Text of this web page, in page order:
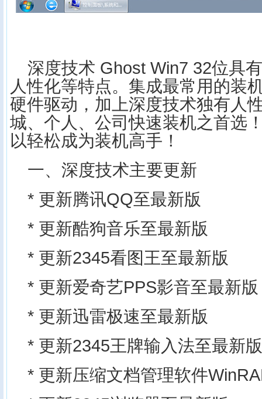
深度技术 Ghost Win7 32位具
人性化等特点。集成最常用的装
硬件驱动，加上深度技术独有人
城、个人、公司快速装机之首选
以轻松成为装机高手！
一、深度技术主要更新
* 更新腾讯QQ至最新版
* 更新酷狗音乐至最新版
* 更新2345看图王至最新版
* 更新爱奇艺PPS影音至最新版
* 更新迅雷极速至最新版
* 更新2345王牌输入法至最新版
* 更新压缩文档管理软件